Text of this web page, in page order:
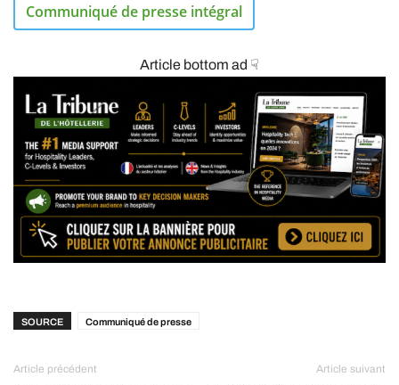
Communiqué de presse intégral
Article bottom ad ☟
SOURCE Communiqué de presse
Article précédent Article suivant